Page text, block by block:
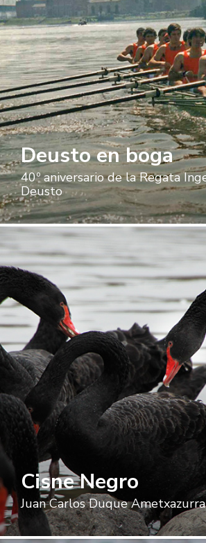
Deusto en boga
40º aniversario de la Regata
Deusto
Cisne Negro
Juan Carlos Duque Ametxazurra